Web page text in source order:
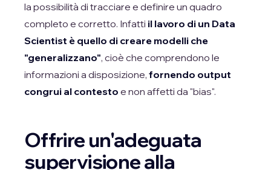
la possibilità di tracciare e definire un quadro
completo e corretto. Infatti il lavoro di un Data
Scientist è quello di creare modelli che
"generalizzano", cioè che comprendono le
informazioni a disposizione, fornendo output
congrui al contesto e non affetti da "bias".
Offrire un'adeguata
supervisione alla